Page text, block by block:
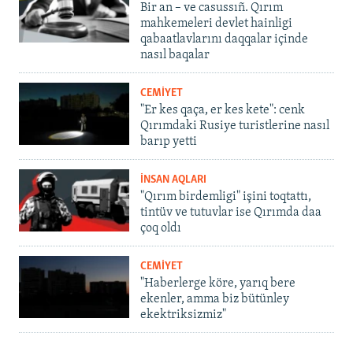
Bir an – ve casussıñ. Qırım
mahkemeleri devlet hainligi
qabaatlavlarını daqqalar içinde
nasıl baqalar
CEMİYET
"Er kes qaça, er kes kete": cenk
Qırımdaki Rusiye turistlerine nasıl
barıp yetti
İNSAN AQLARI
"Qırım birdemligi" işini toqtattı,
tintüv ve tutuvlar ise Qırımda daa
çoq oldı
CEMİYET
"Haberlerge köre, yarıq bere
ekenler, amma biz bütünley
ekektriksizmiz"